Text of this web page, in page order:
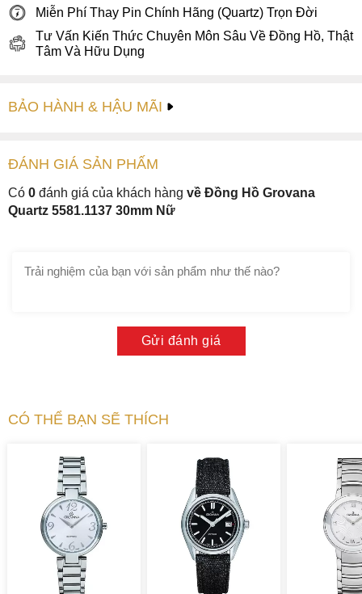
Miễn Phí Thay Pin Chính Hãng (Quartz) Trọn Đời
Tư Vấn Kiến Thức Chuyên Môn Sâu Về Đồng Hồ, Thật
Tâm Và Hữu Dụng
BẢO HÀNH & HẬU MÃI
ĐÁNH GIÁ SẢN PHẤM
Có 0 đánh giá của khách hàng về Đồng Hồ Grovana
Quartz 5581.1137 30mm Nữ
Gửi đánh giá
CÓ THỂ BẠN SẼ THÍCH